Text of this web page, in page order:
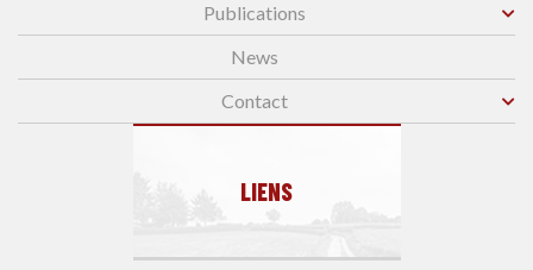
Publications
News
Contact
LIENS